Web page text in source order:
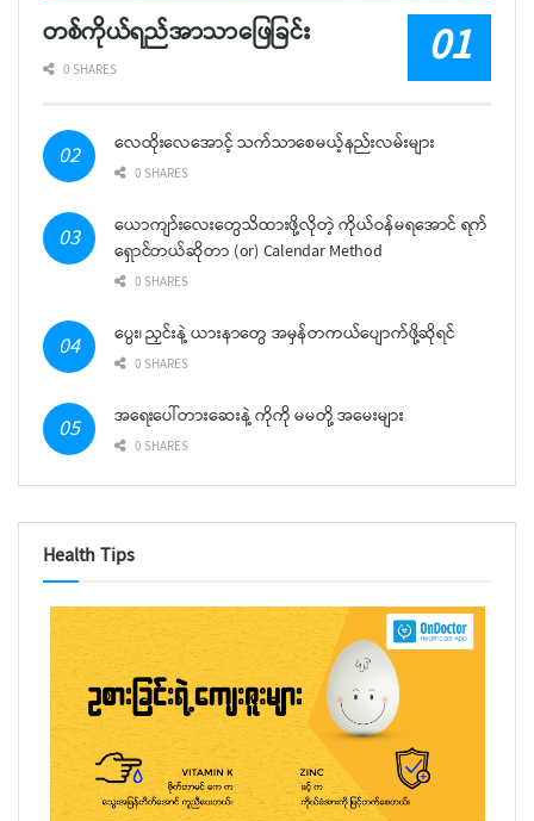
တစ်ကိုယ်ရည်အာသာဖြေခြင်း
0 SHARES
လေထိုးလေအောင့် သက်သာစေမယ့်နည်းလမ်းများ
0 SHARES
ယောကျာ်းလေးတွေသိထားဖို့လိုတဲ့ ကိုယ်ဝန်မရအောင် ရက်
ရှောင်တယ်ဆိုတာ (or) Calendar Method
0 SHARES
ပွေး၊ ညှင်းနဲ့ ယားနာတွေ အမှန်တကယ်ပျောက်ဖို့ဆိုရင်
0 SHARES
အရေးပေါ်တားဆေးနဲ့ ကိုကို မမတို့ အမေးများ
0 SHARES
Health Tips